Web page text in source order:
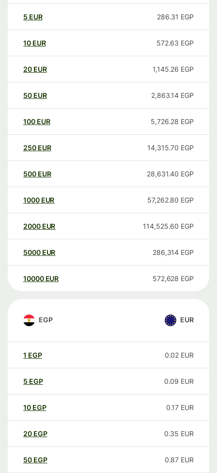
5 EUR 286.31 EGP
10 EUR 572.63 EGP
20 EUR 1,145.26 EGP
50 EUR 2,863.14 EGP
100 EUR 5,726.28 EGP
250 EUR 14,315.70 EGP
500 EUR 28,631.40 EGP
1000 EUR 57,262.80 EGP
2000 EUR 114,525.60 EGP
5000 EUR 286,314 EGP
10000 EUR 572,628 EGP
EGP EUR
1 EGP 0.02 EUR
5 EGP 0.09 EUR
10 EGP 0.17 EUR
20 EGP 0.35 EUR
50 EGP 0.87 EUR